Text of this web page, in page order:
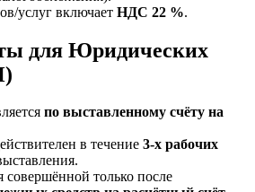
услуг включает НДС 22 %.
для Юридических
по выставленному счёту на
в течение 3‑х рабочих
совершённой только после